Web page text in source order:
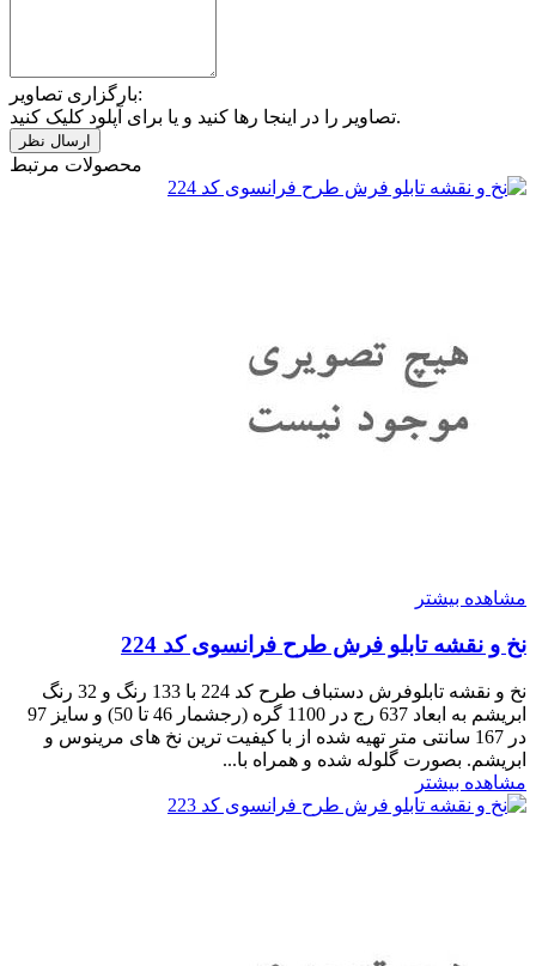
بارگزاری تصاویر:
تصاویر را در اینجا رها کنید و یا برای آپلود کلیک کنید.
محصولات مرتبط
مشاهده بیشتر
نخ و نقشه تابلو فرش طرح فرانسوی کد 224
نخ و نقشه تابلوفرش دستباف طرح کد 224 با 133 رنگ و 32 رنگ
ابریشم به ابعاد 637 رج در 1100 گره (رجشمار 46 تا 50) و سایز 97
در 167 سانتی متر تهیه شده از با کیفیت ترین نخ های مرینوس و
ابریشم. بصورت گلوله شده و همراه با...
مشاهده بیشتر